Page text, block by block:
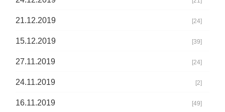
21.12.2019 [24]
15.12.2019 [39]
27.11.2019 [24]
24.11.2019 [2]
16.11.2019 [49]